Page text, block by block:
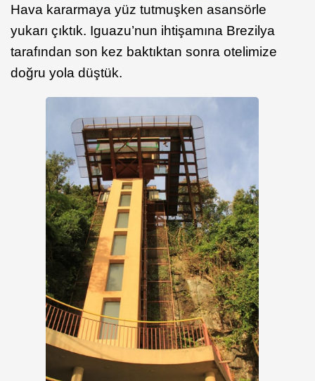
Hava kararmaya yüz tutmuşken asansörle
yukarı çıktık. Iguazu’nun ihtişamına Brezilya
tarafından son kez baktıktan sonra otelimize
doğru yola düştük.